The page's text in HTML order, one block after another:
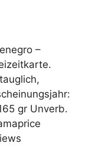
–
gr Unverb.